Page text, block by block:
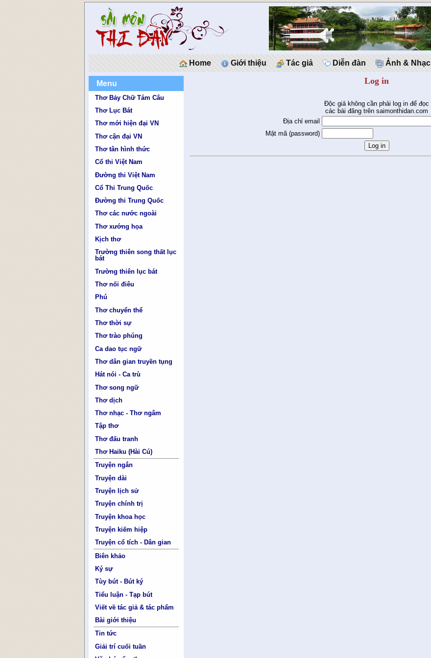
Home Giới thiệu Tác giả Diễn đàn Ảnh & Nhạc
Menu
Thơ Bảy Chữ Tám Câu
Thơ Lục Bát
Thơ mới hiện đại VN
Thơ cận đại VN
Thơ tân hình thức
Cổ thi Việt Nam
Đường thi Việt Nam
Cổ Thi Trung Quốc
Đường thi Trung Quốc
Thơ các nước ngoài
Thơ xướng họa
Kịch thơ
Trường thiên song thất lục
bát
Trường thiên lục bát
Thơ nối điêu
Phú
Thơ chuyển thể
Thơ thời sự
Thơ trào phúng
Ca dao tục ngữ
Thơ dân gian truyền tụng
Hát nói - Ca trù
Thơ song ngữ
Thơ dịch
Thơ nhạc - Thơ ngâm
Tập thơ
Thơ đấu tranh
Thơ Haiku (Hài Cú)
Truyện ngắn
Truyện dài
Truyện lịch sử
Truyện chính trị
Truyện khoa học
Truyện kiếm hiệp
Truyện cổ tích - Dân gian
Biên khảo
Ký sự
Tùy bút - Bút ký
Tiểu luận - Tạp bút
Viết về tác giả & tác phẩm
Bài giới thiệu
Tin tức
Giải trí cuối tuần
Log in
Độc giả không cần phải log in để đọc
các bài đăng trên saimonthidan.com
Địa chỉ email
Mật mã (password)